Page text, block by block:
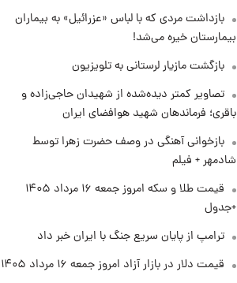
بازداشت مردی که با لباس «عزرائیل» به بیماران
بیمارستان خیره می‌شد!
بازگشت مازیار لرستانی به تلویزیون
تصاویر کمتر دیده‌شده از شهیدان حاجی‌زاده و
باقری؛ فرماندهان شهید هوافضای ایران
بازخوانی آهنگی در وصف حضرت زهرا توسط
شادمهر + فیلم
قیمت طلا و سکه امروز جمعه ۱۶ مرداد ۱۴۰۵
+جدول
ترامپ از پایان سریع جنگ با ایران خبر داد
قیمت دلار در بازار آزاد امروز جمعه ۱۶ مرداد ۱۴۰۵